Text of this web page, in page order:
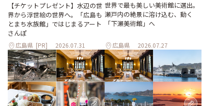
【チケットプレゼント】水辺の世
界から浮世絵の世界へ。「広島も
とまち水族館」ではじまるアート
さんぽ
広島県 [PR] 2026.07.31
世界で最も美しい美術館に選出。
瀬戸内の絶景に溶け込む、動く
「下瀬美術館」へ
広島県 2026.07.27